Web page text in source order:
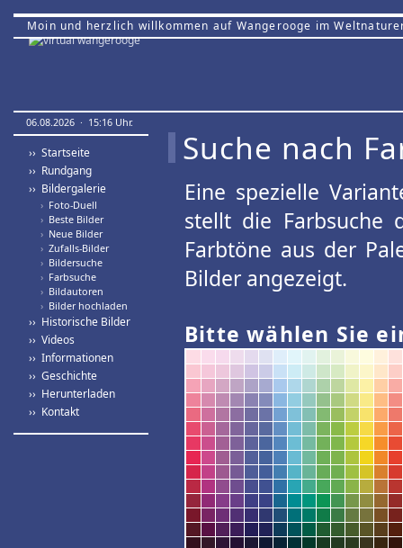
Moin und herzlich willkommen auf Wangerooge im
06.08.2026 · 15:16 Uhr.
›› Startseite
›› Rundgang
›› Bildergalerie
› Foto-Duell
› Beste Bilder
› Neue Bilder
› Zufalls-Bilder
› Bildersuche
› Farbsuche
› Bildautoren
› Bilder hochladen
›› Historische Bilder
›› Videos
›› Informationen
›› Geschichte
›› Herunterladen
›› Kontakt
Suche nach
Eine spezielle
stellt die Farbsuche
Farbtöne aus der
Bilder angezeigt.
Bitte wählen Sie